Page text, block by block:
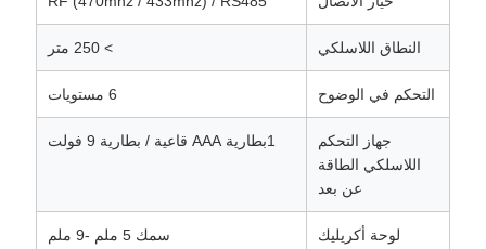
النطاق اللاسلكي > 250 متر
التحكم في الوضوح 6 مستويات
جهاز التحكم
اللاسلكي الطاقة
عن بعد
1بطارية AAA قاعية / بطارية 9 فولت
لوحة أكريليك
سمك 5 ملم -9 ملم